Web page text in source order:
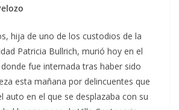
hija de uno de los custodios de la
Patricia Bullrich, murió hoy en el
fue internada tras haber sido
esta mañana por delincuentes que
auto en el que se desplazaba con su